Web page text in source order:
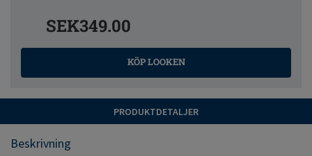
SEK349.00
KÖP LOOKEN
PRODUKTDETALJER
Beskrivning